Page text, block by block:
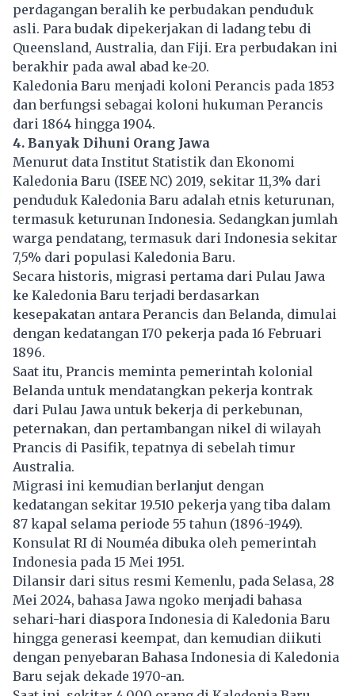
perdagangan beralih ke perbudakan penduduk
asli. Para budak dipekerjakan di ladang tebu di
Queensland, Australia, dan Fiji. Era perbudakan ini
berakhir pada awal abad ke-20.
Kaledonia Baru menjadi koloni Perancis pada 1853
dan berfungsi sebagai koloni hukuman Perancis
dari 1864 hingga 1904.
4. Banyak Dihuni Orang Jawa
Menurut data Institut Statistik dan Ekonomi
Kaledonia Baru (ISEE NC) 2019, sekitar 11,3% dari
penduduk Kaledonia Baru adalah etnis keturunan,
termasuk keturunan Indonesia. Sedangkan jumlah
warga pendatang, termasuk dari Indonesia sekitar
7,5% dari populasi Kaledonia Baru.
Secara historis, migrasi pertama dari Pulau Jawa
ke Kaledonia Baru terjadi berdasarkan
kesepakatan antara Perancis dan Belanda, dimulai
dengan kedatangan 170 pekerja pada 16 Februari
1896.
Saat itu, Prancis meminta pemerintah kolonial
Belanda untuk mendatangkan pekerja kontrak
dari Pulau Jawa untuk bekerja di perkebunan,
peternakan, dan pertambangan nikel di wilayah
Prancis di Pasifik, tepatnya di sebelah timur
Australia.
Migrasi ini kemudian berlanjut dengan
kedatangan sekitar 19.510 pekerja yang tiba dalam
87 kapal selama periode 55 tahun (1896-1949).
Konsulat RI di Nouméa dibuka oleh pemerintah
Indonesia pada 15 Mei 1951.
Dilansir dari situs resmi Kemenlu, pada Selasa, 28
Mei 2024, bahasa Jawa ngoko menjadi bahasa
sehari-hari diaspora Indonesia di Kaledonia Baru
hingga generasi keempat, dan kemudian diikuti
dengan penyebaran Bahasa Indonesia di Kaledonia
Baru sejak dekade 1970-an.